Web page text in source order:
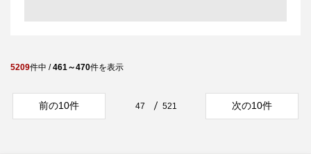
5209件中 /461～470件を表示
前の10件 47 521 次の10件